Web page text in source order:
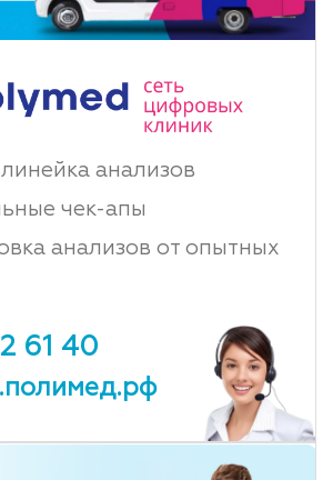
анализов
чек-апы
анализов от опытных
61 40